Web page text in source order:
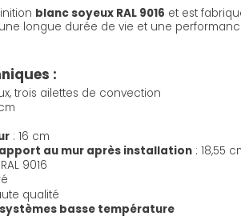
blanc soyeux RAL 9016 et est
longue durée de vie et une
:
trois ailettes de convection
: 16 cm
au mur après installation : 18,55
9016
qualité
basse température